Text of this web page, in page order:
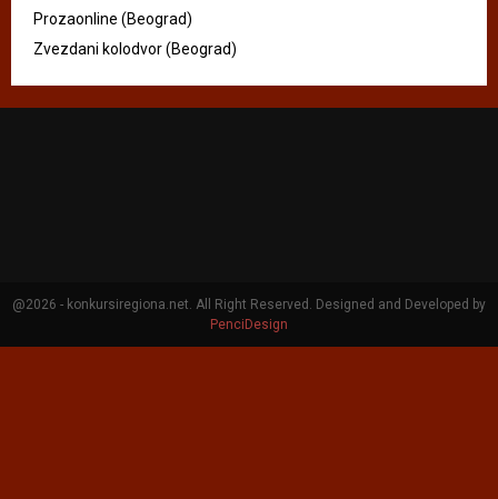
Prozaonline (Beograd)
Zvezdani kolodvor (Beograd)
@2026 - konkursiregiona.net. All Right Reserved. Designed and Developed by
PenciDesign